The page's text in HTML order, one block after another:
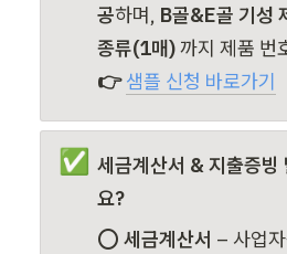
공하며, B골&E골 기성
종류(1매) 까지 제품 번
👉 샘플 신청 바로가기
✅ 세금계산서 & 지출증빙
요?
⭕ 세금계산서 – 사업